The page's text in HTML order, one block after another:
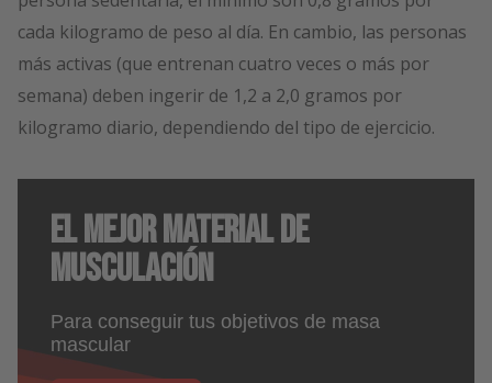
cada kilogramo de peso al día. En cambio, las personas
más activas (que entrenan cuatro veces o más por
semana) deben ingerir de 1,2 a 2,0 gramos por
kilogramo diario, dependiendo del tipo de ejercicio.
El Mejor Material de
Musculación
Para conseguir tus objetivos de masa
mascular